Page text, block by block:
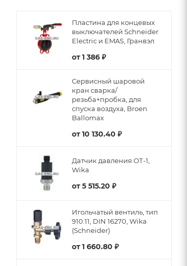
Пластина для концевых
выключателей Schneider
Electric и EMAS, Гранвэл
от1 386 ₽
Сервисный шаровой
кран сварка/
резьба+пробка, для
спуска воздуха, Broen
Ballomax
от10 130.40 ₽
Датчик давления ОТ-1,
Wika
от5 515.20 ₽
Игольчатый вентиль, тип
910.11, DIN 16270, Wika
(Schneider)
от1 660.80 ₽